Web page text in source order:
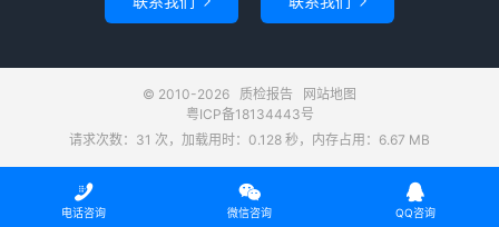
© 2010-2026 质检报告
网站地图
粤ICP备18134443号
请求次数：31 次，加载用时：0.128 秒，内存占用：6.67 MB

电话咨询

微信咨询

QQ咨询